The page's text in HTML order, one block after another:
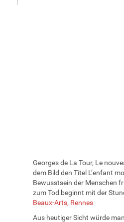
Georges de La Tour, Le
dem Bild den Titel L’enfant
Bewusstsein der Menschen
zum Tod beginnt mit der
Beaux-Arts, Rennes
Aus heutiger Sicht würde